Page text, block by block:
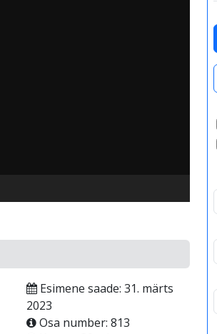
Esimene saade: 31. märts
2023
Osa number: 813